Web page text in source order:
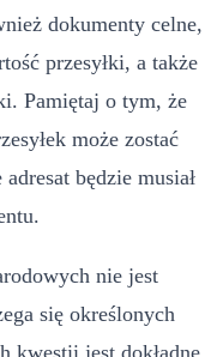
dokumenty celne,
przesyłki, a także
Pamiętaj o tym, że
może zostać
będzie musiał
nie jest
się określonych